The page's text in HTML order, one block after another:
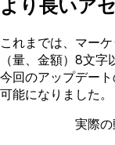
より長いア
これまでは、マー
（量、金額）8文
今回のアップデー
可能になりました。
実際